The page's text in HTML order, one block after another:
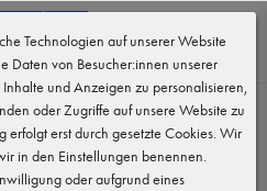
Technologien auf unserer Website
Daten von Besucher:innen unserer
Inhalte und Anzeigen zu personalisieren,
oder Zugriffe auf unsere Website zu
erst durch gesetzte Cookies. Wir
in den Einstellungen benennen.
oder aufgrund eines